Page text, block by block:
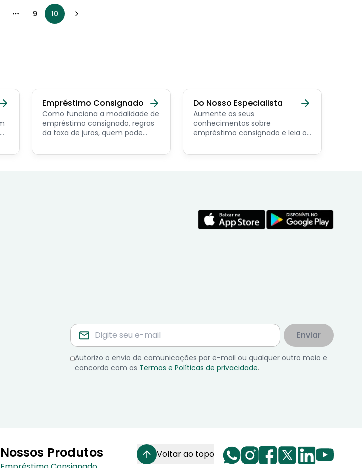
More pages
9 10
Empréstimo Consignado
Como funciona a modalidade de
empréstimo consignado, regras
da taxa de juros, quem pode
simular online.
Do Nosso Especialista
Aumente os seus
conhecimentos sobre
empréstimo consignado e leia os
economista especialista no
Enviar
Autorizo o envio de comunicações por e-mail ou qualquer outro meio e
concordo com os Termos e Políticas de privacidade.
Nossos Produtos Voltar ao topo